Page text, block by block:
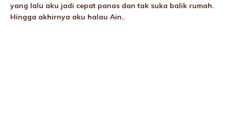
yang lalu aku jadi cepat panas dan tak suka balik rumah.
Hingga akhirnya aku halau Ain..